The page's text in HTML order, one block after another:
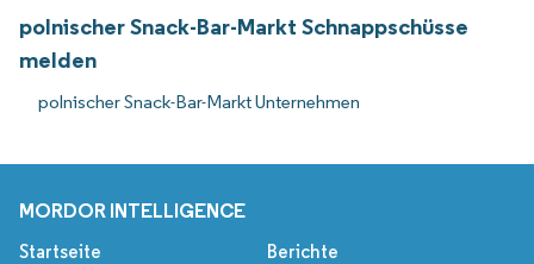
polnischer Snack-Bar-Markt Schnappschüsse
melden
polnischer Snack-Bar-Markt Unternehmen
MORDOR INTELLIGENCE
Startseite Berichte